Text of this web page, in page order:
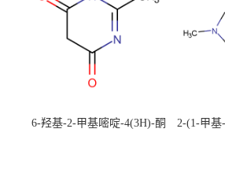
6-羟基-2-甲基嘧啶-4(3H)-酮
2-(1-甲基